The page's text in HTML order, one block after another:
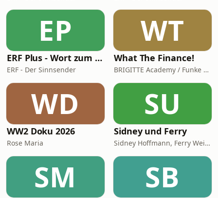
EP
ERF Plus - Wort zum Tag
ERF - Der Sinnsender
WT
What The Finance!
BRIGITTE Academy / Funke Woman, People & Family GmbH
WD
WW2 Doku 2026
Rose Maria
SU
Sidney und Ferry
Sidney Hoffmann, Ferry Weiss
SM SB